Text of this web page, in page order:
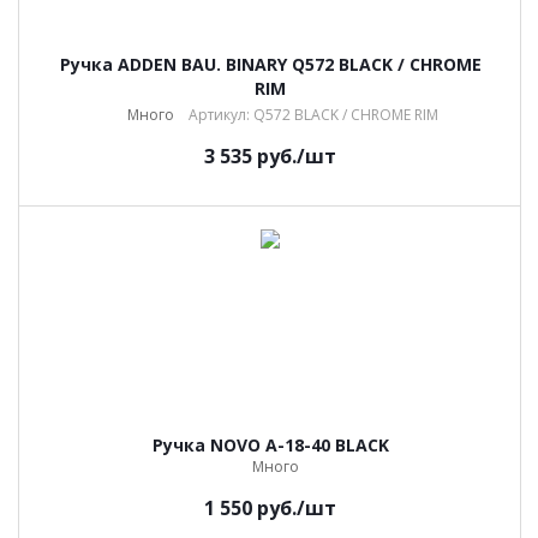
Ручка ADDEN BAU. BINARY Q572 BLACK / CHROME
RIM
Много Артикул: Q572 BLACK / CHROME RIM
3 535 руб./шт
Ручка NOVO A-18-40 BLACK
Много
1 550 руб./шт